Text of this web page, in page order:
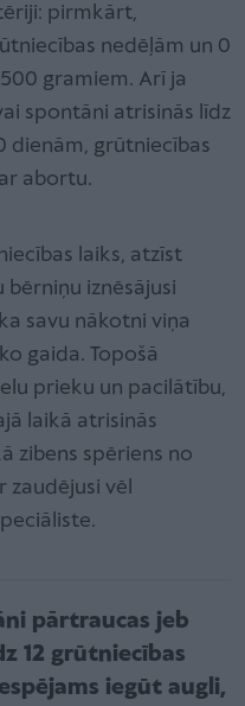
pirmkārt,
nedēļām un 0
gramiem. Arī ja
spontāni atrisinās līdz
dienām, grūtniecības
abortu.
laiks, atzīst
bērniņu iznēsājusi
savu nākotni viņa
gaida. Topošā
prieku un pacilātību,
laikā atrisinās
zibens spēriens no
zaudējusi vēl
pārtraucas jeb
12 grūtniecības
iegūt augli,